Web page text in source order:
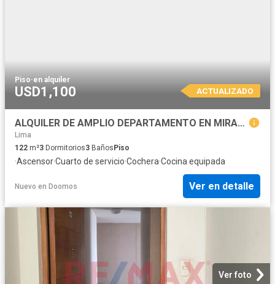
Piso·en alquiler
USD1,100 ACTUALIZADO
ALQUILER DE AMPLIO DEPARTAMENTO EN MIRAFLORES 122 m2 ID
Lima
122 m²3 Dormitorios3 Baños Piso
·Ascensor·Cuarto de servicio·Cochera·Cocina equipada
Nuevo en Doomos Ver en detalle
Ver foto